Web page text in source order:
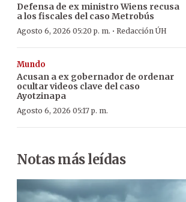
Defensa de ex ministro Wiens recusa
a los fiscales del caso Metrobús
Agosto 6, 2026 05:20 p. m. · Redacción ÚH
Mundo
Acusan a ex gobernador de ordenar
ocultar videos clave del caso
Ayotzinapa
Agosto 6, 2026 05:17 p. m.
Notas más leídas